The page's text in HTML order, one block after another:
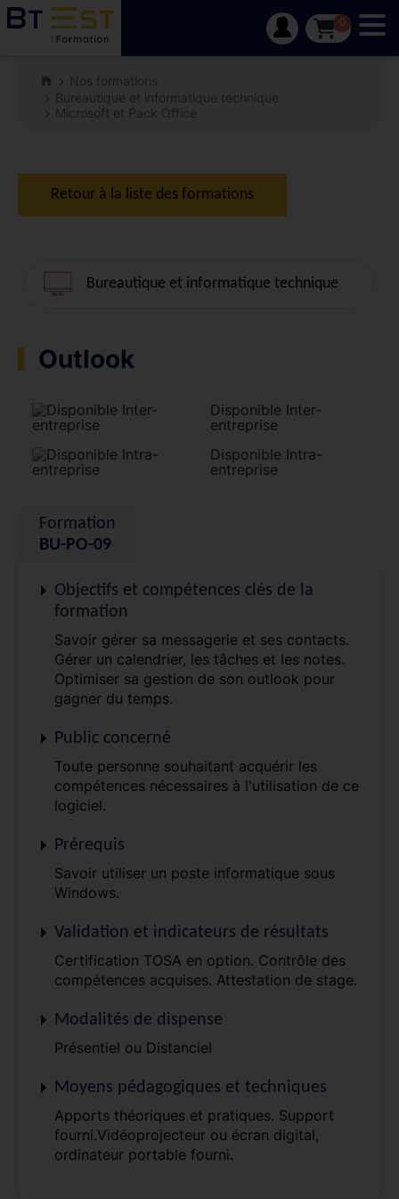
0
Nos formations
Bureautique et informatique technique
Microsoft et Pack Office
Retour à la liste des formations
Bureautique et informatique technique
Outlook
Disponible Inter-
entreprise
Disponible Intra-
entreprise
Formation
BU-PO-09
Objectifs et compétences clés de la
formation
Savoir gérer sa messagerie et ses contacts.
Gérer un calendrier, les tâches et les notes.
Optimiser sa gestion de son outlook pour
gagner du temps.
Public concerné
Toute personne souhaitant acquérir les
compétences nécessaires à l'utilisation de ce
logiciel.
Prérequis
Savoir utiliser un poste informatique sous
Windows.
Validation et indicateurs de résultats
Certification TOSA en option. Contrôle des
compétences acquises. Attestation de stage.
Modalités de dispense
Présentiel ou Distanciel
Moyens pédagogiques et techniques
Apports théoriques et pratiques. Support
fourni.Vidéoprojecteur ou écran digital,
ordinateur portable fourni.